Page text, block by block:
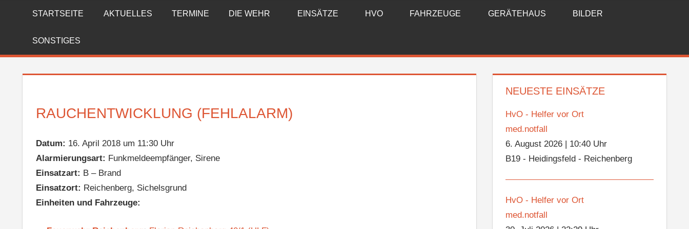
FREIWILLIGE
FEUERWEHR
REICHENBERG
STARTSEITE AKTUELLES TERMINE DIE WEHR EINSÄTZE HVO FAHRZEUGE GERÄTEHAUS BILDER
SONSTIGES
RAUCHENTWICKLUNG (FEHLALARM)
Datum: 16. April 2018 um 11:30 Uhr
Alarmierungsart: Funkmeldeempfänger, Sirene
Einsatzart: B – Brand
Einsatzort: Reichenberg, Sichelsgrund
Einheiten und Fahrzeuge:
NEUESTE EINSÄTZE
HvO - Helfer vor Ort
med.notfall
6. August 2026
10:40 Uhr
B19 - Heidingsfeld - Reichenberg
HvO - Helfer vor Ort
med.notfall